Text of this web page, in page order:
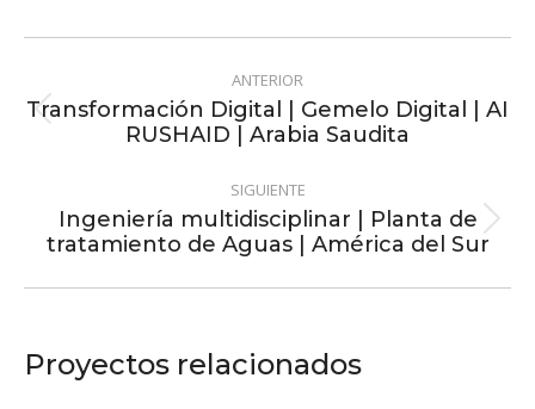
Facebook
X
LinkedInPinterestWhatsApp
Navegación
entre
ANTERIOR
Proyecto
Transformación Digital | Gemelo Digital | AI
RUSHAID | Arabia Saudita
SIGUIENTE
Proyecto
siguiente
Ingeniería multidisciplinar | Planta de
tratamiento de Aguas | América del Sur
Proyectos relacionados